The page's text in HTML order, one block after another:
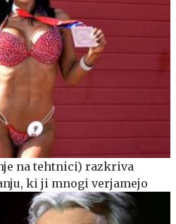
na tehtnici) razkriva
ki ji mnogi verjamejo